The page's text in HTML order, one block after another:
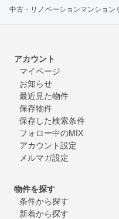
中古・リノベーションマンション
アカウント
マイページ
お知らせ
最近見た物件
保存物件
保存した検索条件
フォロー中のMIX
アカウント設定
メルマガ設定
物件を探す
条件から探す
新着から探す